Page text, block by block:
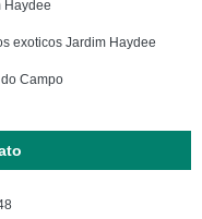
Haydee
exoticos Jardim Haydee
Campo